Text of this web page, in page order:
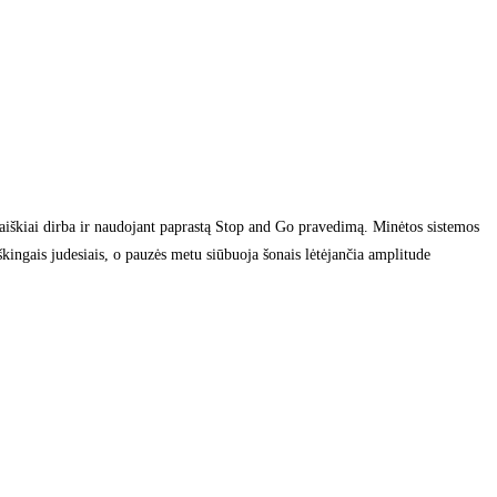
dirba ir naudojant paprastą Stop and Go pravedimą. Minėtos sistemos
judesiais, o pauzės metu siūbuoja šonais lėtėjančia amplitude